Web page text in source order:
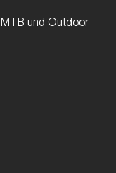
MTB und Outdoor-